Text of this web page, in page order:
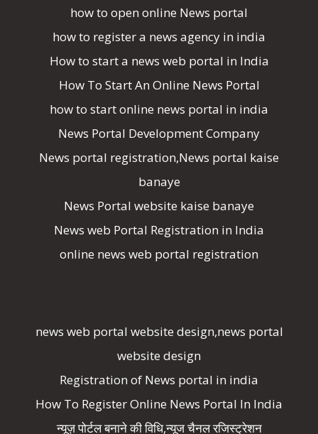
how to open online News portal
how to register a news agency in india
How to start a news web portal in India
How To Start An Online News Portal
how to start online news portal in india
News Portal Development Company
News portal registration,News portal kaise
banaye
News Portal website kaise banaye
News web Portal Registration in India
online news web portal registration
news web portal website design,news portal
website design
Registration of News portal in india
How To Register Online News Portal In India
न्यूज़ पोर्टल बनाने की विधि,न्यूज चैनल रजिस्ट्रेशन